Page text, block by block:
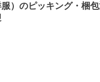
）のピッキング・梱